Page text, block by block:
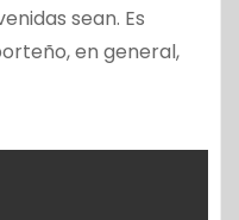
sean. Es
en general,